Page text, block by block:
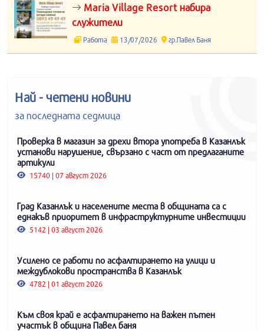
Maria Village Resort набира
служители
Работа 13/07/2026 гр.Павел Баня
Най - четени новини
за последната седмица
Проверка в магазин за дрехи втора употреба в Казанлък
установи нарушение, свързано с част от предлаганите
артикули
15740 | 07 август 2026
Град Казанлък и населените места в общината са с
еднакъв приоритет в инфраструктурните инвестиции
5142 | 03 август 2026
Усилено се работи по асфалтирането на улици и
междублокови пространства в Казанлък
4782 | 01 август 2026
Към своя край е асфалтирането на важен пътен
участък в община Павел баня